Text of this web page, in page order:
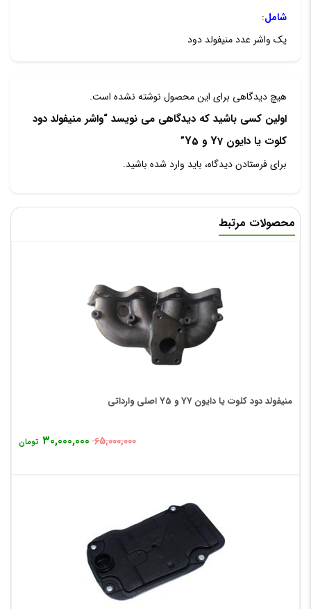
شامل:
یک واشر عدد منیفولد دود
هیچ دیدگاهی برای این محصول نوشته نشده است.
اولین کسی باشید که دیدگاهی می نویسد “واشر منیفولد دود
کلوت یا دایون Y7 و Y5”
برای فرستادن دیدگاه، باید وارد شده باشید.
محصولات مرتبط
منیفولد دود کلوت یا دایون Y7 و Y5 اصلی وارداتی
۶۵,۰۰۰,۰۰۰ ۳۰,۰۰۰,۰۰۰ تومان